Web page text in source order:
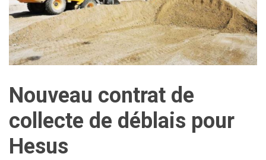
Nouveau contrat de
collecte de déblais pour
Hesus